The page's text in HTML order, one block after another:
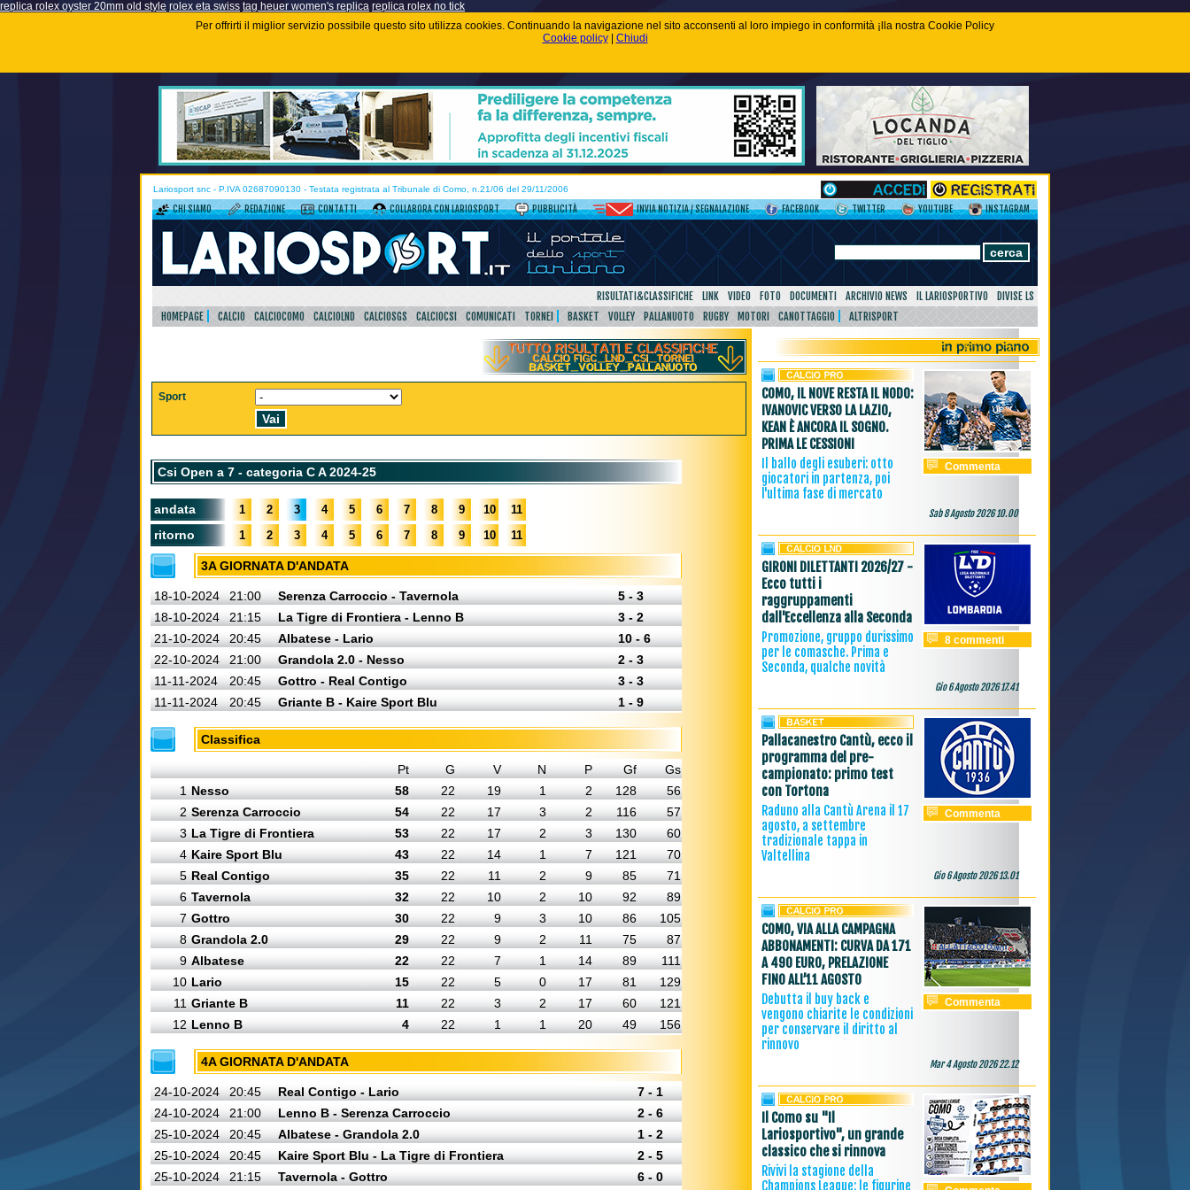
replica rolex oyster 20mm old style rolex eta swiss tag heuer women's replica replica rolex no tick
Per offrirti il miglior servizio possibile questo sito utilizza cookies. Continuando la navigazione nel sito acconsenti al loro impiego in conformità ¡lla nostra Cookie Policy
Cookie policy| Chiudi
Lariosport snc - P.IVA 02687090130 - Testata registrata al Tribunale di Como, n.21/06 del 29/11/2006
CHI SIAMO REDAZIONE CONTATTI COLLABORA CON LARIOSPORT PUBBLICITÀ INVIA NOTIZIA / SEGNALAZIONE FACEBOOK TWITTER YOUTUBE INSTAGRAM
RISULTATI&CLASSIFICHE LINK VIDEO FOTO DOCUMENTI ARCHIVIO NEWS IL LARIOSPORTIVO
DIVISE LS
HOMEPAGE
CALCIO CALCIOCOMO CALCIOLND CALCIOSGS CALCIOCSI COMUNICATI TORNEI BASKET VOLLEY PALLANUOTO RUGBY MOTORI CANOTTAGGIO ALTRISPORT
Sport
Csi Open a 7 - categoria C A 2024-25
andata 1 2 3 4 5 6 7 8 9 10 11
ritorno 1 2 3 4 5 6 7 8 9 10 11
3A GIORNATA D'ANDATA
18-10-2024 21:00 Serenza Carroccio - Tavernola
5 - 3
18-10-2024
21:15 La Tigre di Frontiera - Lenno B
3 - 2
21-10-2024
20:45 Albatese - Lario
10 - 6
22-10-2024
21:00 Grandola 2.0 - Nesso
2 - 3
11-11-2024
20:45 Gottro - Real Contigo
3 - 3
11-11-2024
20:45 Griante B - Kaire Sport Blu 1 - 9
Classifica
Pt G V N P Gf
Gs
1 Nesso 58 22 19 1 2 128
56
2 Serenza Carroccio 54 22 17 3 2 116
57
3 La Tigre di Frontiera 53 22 17 2 3 130
60
4 Kaire Sport Blu 43 22 14 1 7 121
70
5 Real Contigo 35 22 11 2 9 85
71
6 Tavernola 32 22 10 2 10 92
89
7 Gottro 30 22 9 3 10 86
105
8 Grandola 2.0 29 22 9 2 11 75
87
9 Albatese 22 22 7 1 14 89
111
10 Lario 15 22 5 0 17 81
129
11 Griante B 11 22 3 2 17 60
121
12 Lenno B 4 22 1 1 20 49 156
4A GIORNATA D'ANDATA
24-10-2024 20:45 Real Contigo - Lario
7 - 1
24-10-2024
21:00 Lenno B - Serenza Carroccio
2 - 6
25-10-2024
20:45 Albatese - Grandola 2.0
1 - 2
25-10-2024
20:45 Kaire Sport Blu - La Tigre di Frontiera
2 - 5
25-10-2024
21:15 Tavernola - Gottro 6 - 0
COMO, IL NOVE RESTA IL NODO:
IVANOVIC VERSO LA LAZIO,
KEAN È ANCORA IL SOGNO.
PRIMA LE CESSIONI
Il ballo degli esuberi: otto
giocatori in partenza, poi
l'ultima fase di mercato
Commenta
Sab 8 Agosto 2026 10.00
GIRONI DILETTANTI 2026/27 -
Ecco tutti i
raggruppamenti
dall'Eccellenza alla Seconda
Promozione, gruppo durissimo
per le comasche. Prima e
Seconda, qualche novità
8 commenti
Gio 6 Agosto 2026 17.41
Pallacanestro Cantù, ecco il
programma del pre-
campionato: primo test
con Tortona
Raduno alla Cantù Arena il 17
agosto, a settembre
tradizionale tappa in
Valtellina
Commenta
Gio 6 Agosto 2026 13.01
COMO, VIA ALLA CAMPAGNA
ABBONAMENTI: CURVA DA 171
A 490 EURO, PRELAZIONE
FINO ALL’11 AGOSTO
Debutta il buy back e
vengono chiarite le condizioni
per conservare il diritto al
rinnovo
Commenta
Mar 4 Agosto 2026 22.12
Il Como su "Il
Lariosportivo", un grande
classico che si rinnova
Rivivi la stagione della
Champions League: le figurine